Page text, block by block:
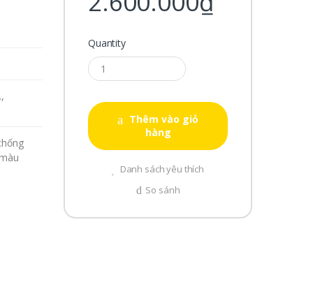
Quantity
Thêm vào giỏ
hàng
Danh sách yêu thích
So sánh